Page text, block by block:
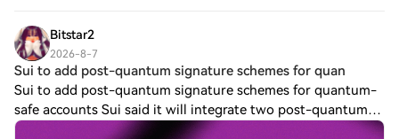
Bitstar2
2026-8-7
Sui to add post-quantum signature schemes for quan
Sui to add post-quantum signature schemes for quantum-
safe accounts Sui said it will integrate two post-quantum
signature schemes approved by NIST. One scheme will serve